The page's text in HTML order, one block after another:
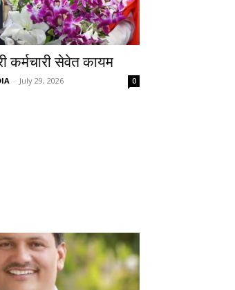
कर्मचारी सेवेत कायम
- July 29, 2026 0